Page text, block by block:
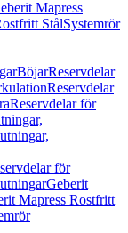
Mapress
StålSystemrör
BöjarReservdelar
Reservdelar
Reservdelar för
för
Geberit
Mapress Rostfritt